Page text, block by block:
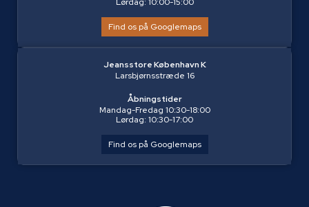
Find os på Googlemaps
Jeansstore København K
Larsbjørnsstræde 16
Åbningstider
Mandag-Fredag 10:30-18:00
Lørdag: 10:30-17:00
Find os på Googlemaps